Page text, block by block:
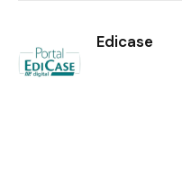
Edicase